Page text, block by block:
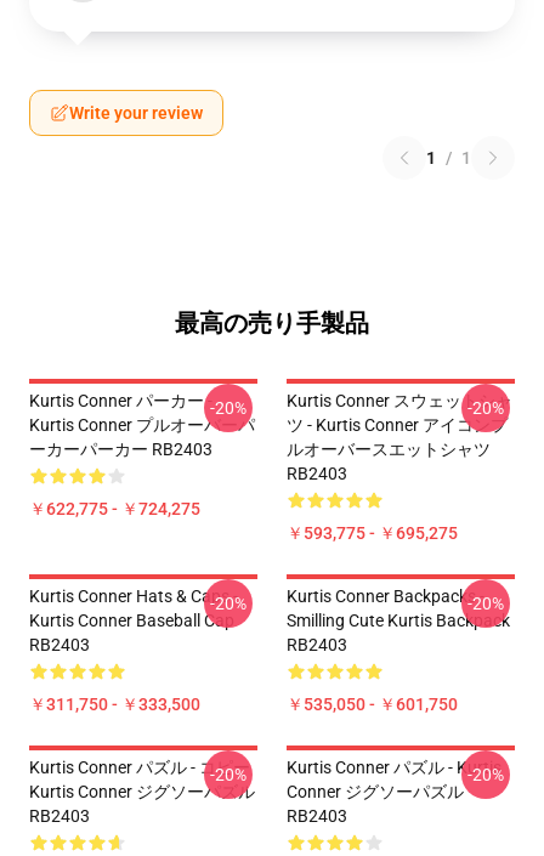
Write your review
1 / 1
最高の売り手製品
Kurtis Conner パーカー -
Kurtis Conner プルオーバーパ
ーカーパーカー RB2403
￥622,775 - ￥724,275
-20%
Kurtis Conner スウェットシャ
ツ - Kurtis Conner アイコンプ
ルオーバースエットシャツ
RB2403
￥593,775 - ￥695,275
-20%
Kurtis Conner Hats & Caps -
Kurtis Conner Baseball Cap
RB2403
￥311,750 - ￥333,500
-20%
Kurtis Conner Backpacks -
Smilling Cute Kurtis Backpack
RB2403
￥535,050 - ￥601,750
-20%
Kurtis Conner パズル - コピー
Kurtis Conner ジグソーパズル
RB2403
-20%
Kurtis Conner パズル - Kurtis
Conner ジグソーパズル
RB2403
-20%